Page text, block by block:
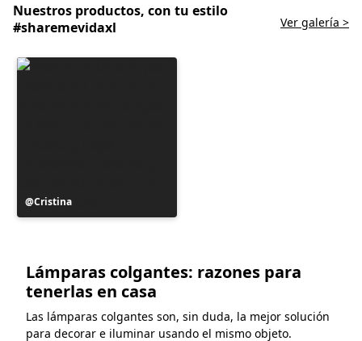
Nuestros productos, con tu estilo
#sharemevidaxl
Ver galería >
Publicación
realizada
Cristina
Lámparas colgantes: razones para
tenerlas en casa
Las lámparas colgantes son, sin duda, la mejor solución
para decorar e iluminar usando el mismo objeto.